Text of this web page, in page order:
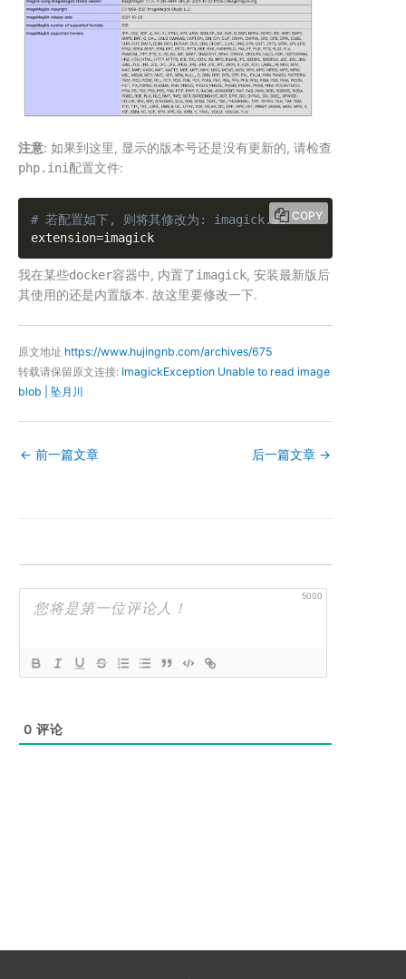
注意: 如果到这里, 显示的版本号还是没有更新的, 请检查
php.ini配置文件:
# 若配置如下, 则将其修改为: imagick.so
extension=imagick
COPY
我在某些docker容器中, 内置了imagick, 安装最新版后
其使用的还是内置版本. 故这里要修改一下.
原文地址 https://www.hujingnb.com/archives/675
转载请保留原文连接: ImagickException Unable to read image
blob | 坠月川
← 前一篇文章 后一篇文章 →
5000
0 评论